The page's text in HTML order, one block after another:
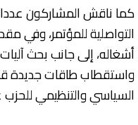
كما ناقش المشاركون عددا
التواصلية للمؤتمر، وفي
أشغاله، إلى جانب بحث
واستقطاب طاقات جديدة
السياسي والتنظيمي